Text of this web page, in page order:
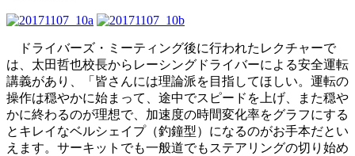
ドライバーズ・ミーティング後に行われたレクチャーで
は、太田哲也校長からレーシングドライバーによる安全運転
講義があり、「皆さんには理論派を目指してほしい。運転の
操作は穏やかに始まって、途中でスピードを上げ、また穏や
かに終わるのが理想で、加速度の時間変化率をグラフにする
とキレイなベルシェイプ（釣鐘型）になるのがお手本だとい
えます。サーキットでも一般道でもステアリングの切り始め